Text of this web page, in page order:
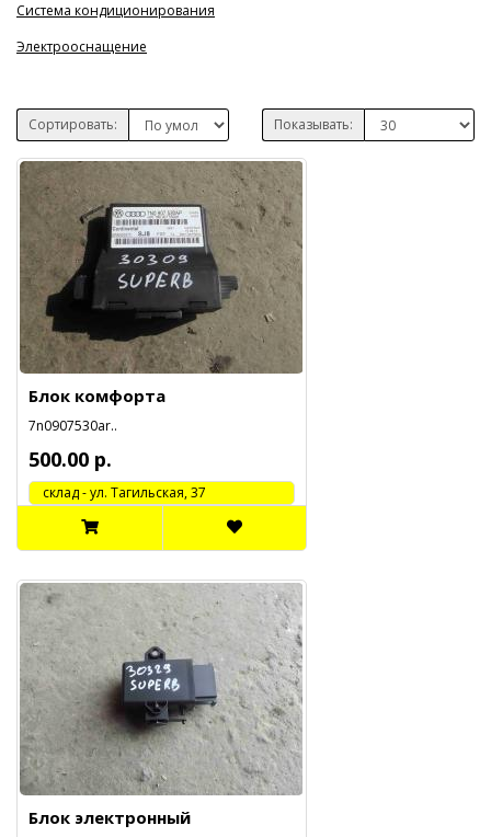
Система кондиционирования
Электрооснащение
Сортировать: Показывать:
Блок комфорта
7n0907530ar..
500.00 р.
cклад - ул. Тагильская, 37
Блок электронный